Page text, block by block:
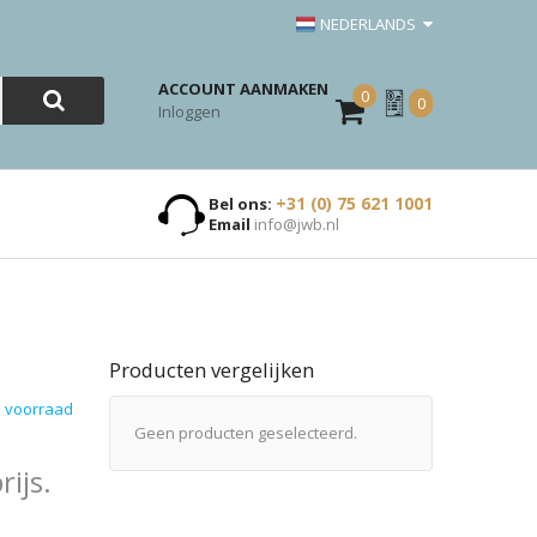
NEDERLANDS
ACCOUNT AANMAKEN
Inloggen
0
Mijn
Offerte
0
Bel ons: +31 (0) 75 621 1001
Email info@jwb.nl
voorraad
Producten vergelijken
Geen producten geselecteerd.